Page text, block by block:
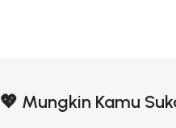
💖 Mungkin Kamu